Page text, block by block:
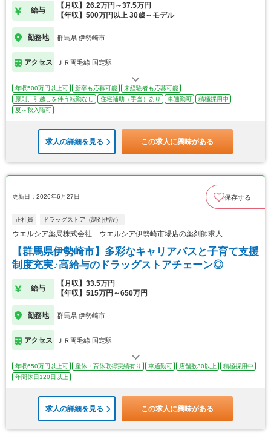
給与
【月収】26.2万円～37.5万円
【年収】500万円以上 30歳～モデル
勤務地 群馬県 伊勢崎市
アクセス ＪＲ両毛線 国定駅
年収500万円以上可 新卒も応募可能
未経験者も応募可能
原則、引越しを伴う転勤なし
住宅補助（手当）あり 車通勤可
積極採用中
夏～秋入職可
求人の詳細を見る この求人に興味がある
更新日：2026年6月27日 保存する
正社員 ドラッグストア（調剤併設）
ウエルシア薬局株式会社 ウエルシア伊勢崎市場店の薬剤師求人
【群馬県伊勢崎市】多彩なキャリアパスと子育て支援
制度充実♪高給与のドラッグストアチェーン◎
給与
【月収】33.5万円
【年収】515万円～650万円
勤務地 群馬県 伊勢崎市
アクセス ＪＲ両毛線 国定駅
年収650万円以上可 産休・育休取得実績有り 車通勤可 店舗数30以上
積極採用中
年間休日120日以上
求人の詳細を見る この求人に興味がある